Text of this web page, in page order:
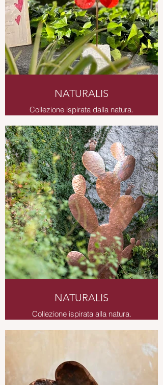
NATURALIS
Collezione ispirata dalla natura.
Decorazione da giardino in rame
smaltato.
NATURALIS
Collezione ispirata alla natura.
Installazione da giardino in rame
brunito - altezza 130 cm